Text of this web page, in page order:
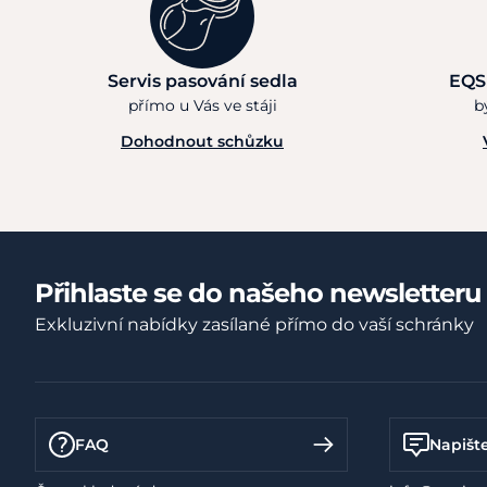
Servis pasování sedla
přímo u Vás ve stáji
Dohodnout schůzku
Přihlaste se do našeho newsletteru
Exkluzivní nabídky zasílané přímo do vaší schránky
FAQ